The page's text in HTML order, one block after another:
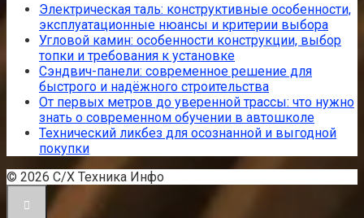
Электрическая таль: конструктивные особенности,
эксплуатационные нюансы и критерии выбора
Угловой камин: особенности конструкции, выбор
топки и требования к установке
Сэндвич-панели: современное решение для
быстрого и надёжного строительства
От первых метров до уверенной трассы: что нужно
знать о современном обучении в автошколе
Технический ликбез для осознанной и выгодной
покупки
© 2026 С/Х Техника Инфо